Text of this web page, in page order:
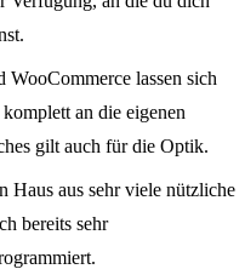
WooCommerce lassen sich
an die eigenen
gilt auch für die Optik.
Haus aus sehr viele nützliche
bereits sehr